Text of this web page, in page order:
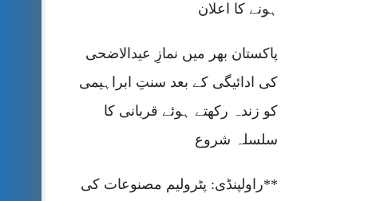
ہونے کا اعلان
پاکستان بھر میں نمازِ عیدالاضحی
کی ادائیگی کے بعد سنتِ ابراہیمی
کو زندہ رکھتے ہوئے قربانی کا
سلسلہ شروع
**راولپنڈی: پٹرولیم مصنوعات کی